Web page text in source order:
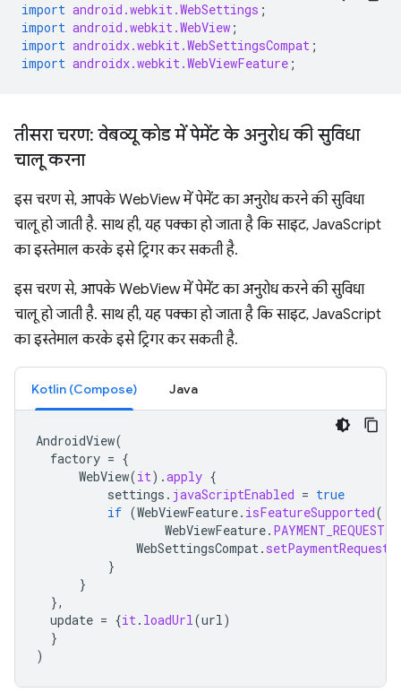
import android.webkit.WebSettings ;
import android.webkit.WebView ;
import androidx.webkit.WebSettingsCompat ;
import androidx.webkit.WebViewFeature ;
तीसरा चरण: वेबव्यू कोड में पेमेंट के अनुरोध की सुविधा
चालू करना
इस चरण से, आपके WebView में पेमेंट का अनुरोध करने की सुविधा
चालू हो जाती है. साथ ही, यह पक्का हो जाता है कि साइट, JavaScript
का इस्तेमाल करके इसे ट्रिगर कर सकती है.
इस चरण से, आपके WebView में पेमेंट का अनुरोध करने की सुविधा
चालू हो जाती है. साथ ही, यह पक्का हो जाता है कि साइट, JavaScript
का इस्तेमाल करके इसे ट्रिगर कर सकती है.
Kotlin (Compose) Java
AndroidView(
factory = {
WebView(it).apply {
settings . javaScriptEnabled = true
if (WebViewFeature. isFeatureSupported(
WebViewFeature. PAYMENT_REQUEST
WebSettingsCompat.
}
}
},
update = {it. loadUrl(url)
}
)